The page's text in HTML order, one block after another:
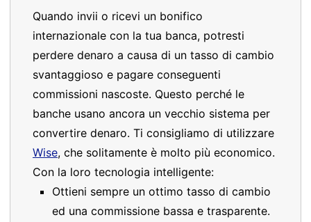
Quando invii o ricevi un bonifico
internazionale con la tua banca, potresti
perdere denaro a causa di un tasso di cambio
svantaggioso e pagare conseguenti
commissioni nascoste. Questo perché le
banche usano ancora un vecchio sistema per
convertire denaro. Ti consigliamo di utilizzare
Wise, che solitamente è molto più economico.
Con la loro tecnologia intelligente:
Ottieni sempre un ottimo tasso di cambio
ed una commissione bassa e trasparente.